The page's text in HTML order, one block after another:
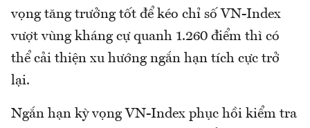
vọng tăng trưởng tốt để kéo chỉ số VN-Index
vượt vùng kháng cự quanh 1.260 điểm thì có
thể cải thiện xu hướng ngắn hạn tích cực trở
lại.
Ngắn hạn kỳ vọng VN-Index phục hồi kiểm tra